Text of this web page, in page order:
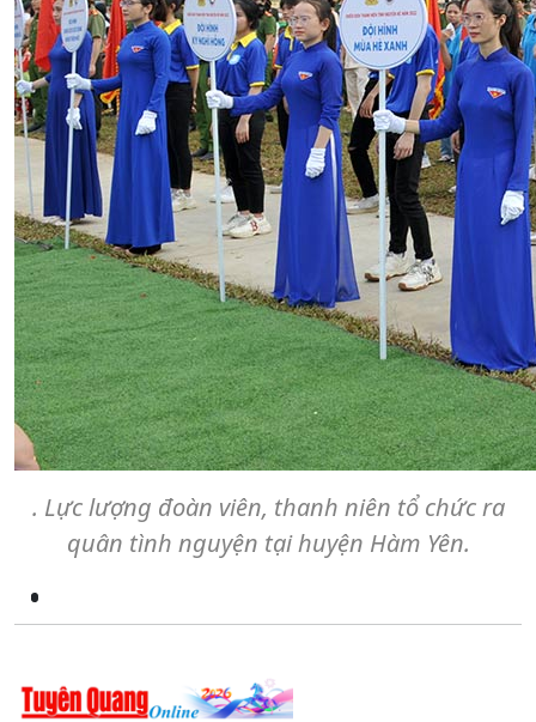
. Lực lượng đoàn viên, thanh niên tổ chức ra
quân tình nguyện tại huyện Hàm Yên.